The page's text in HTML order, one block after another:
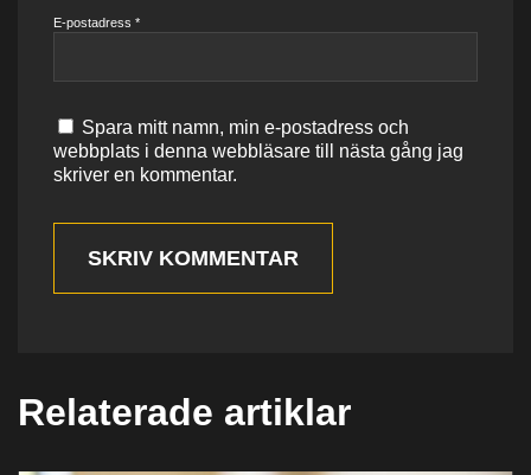
E-postadress *
Spara mitt namn, min e-postadress och
webbplats i denna webbläsare till nästa gång jag
skriver en kommentar.
SKRIV KOMMENTAR
Relaterade artiklar